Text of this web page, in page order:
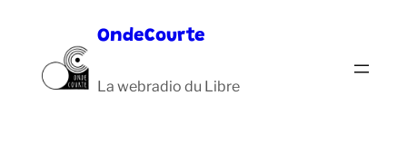
contenu
OndeCourte
La webradio du Libre